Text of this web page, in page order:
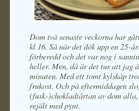
Dom två senaste veckorna har
kl 16. Så när det dök upp en 25-
förberedd och det var nog i
heller. Men, då är det tur att jag
minuten. Med ett tomt kylskåp
frukost. Och på eftermiddagen
(fusk-)chokladtårtan av dom
rejält med pynt.